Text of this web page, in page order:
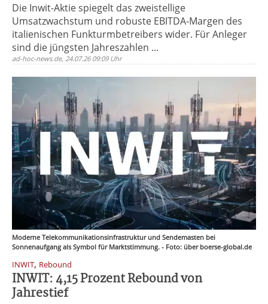
Die Inwit-Aktie spiegelt das zweistellige
Umsatzwachstum und robuste EBITDA-Margen des
italienischen Funkturmbetreibers wider. Für Anleger
sind die jüngsten Jahreszahlen ...
ad-hoc-news.de, 24.07.26 09:09 Uhr
Moderne Telekommunikationsinfrastruktur und Sendemasten bei
Sonnenaufgang als Symbol für Marktstimmung. - Foto: über boerse-global.de
INWIT, Rebound
INWIT: 4,15 Prozent Rebound von
Jahrestief